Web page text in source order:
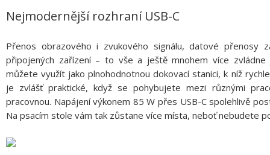
Nejmodernější rozhraní USB-C
Přenos obrazového i zvukového signálu, datové přenosy
připojených zařízení – to vše a ještě mnohem více zvládne
můžete využít jako plnohodnotnou dokovací stanici, k níž
je zvlášť praktické, když se pohybujete mezi různými
pracovnou. Napájení výkonem 85 W přes USB-C spolehlivě
Na psacím stole vám tak zůstane více místa, neboť nebudete